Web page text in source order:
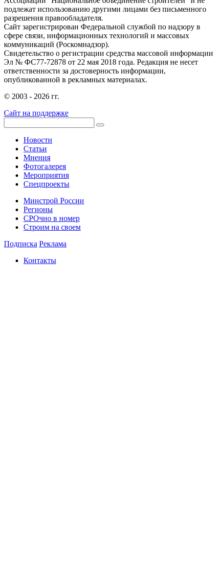
подлежат использованию другими лицами без письменного
разрешения правообладателя.
Сайт зарегистрирован Федеральной службой по надзору в
сфере связи, информационных технологий и массовых
коммуникаций (Роскомнадзор).
Свидетельство о регистрации средства массовой информации
Эл № ФС77-72878 от 22 мая 2018 года. Редакция не несет
ответственности за достоверность информации,
опубликованной в рекламных материалах.
© 2003 - 2026 гг.
Сайт на поддержке
Новости
Статьи
Мнения
Фотогалерея
Мероприятия
Спецпроекты
Минстрой России
Регионы
СРОчно в номер
Строим на своем
Подписка Реклама
Контакты